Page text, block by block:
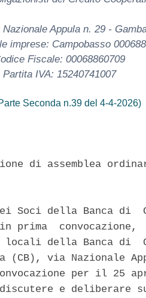
Appula n. 29 -
imprese: Campobasso
Fiscale: 00068860709
Partita IVA: 15240741007
Seconda n.39 del 4-4-2026)
di assemblea
Soci della Banca di
in prima
della Banca di
(CB), via
per il 25
e deliberare